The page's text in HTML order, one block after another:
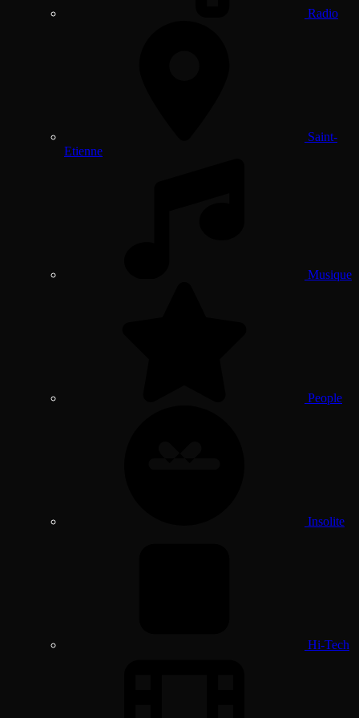
Radio
Saint-
Etienne
Musique
People
Insolite
Hi-Tech